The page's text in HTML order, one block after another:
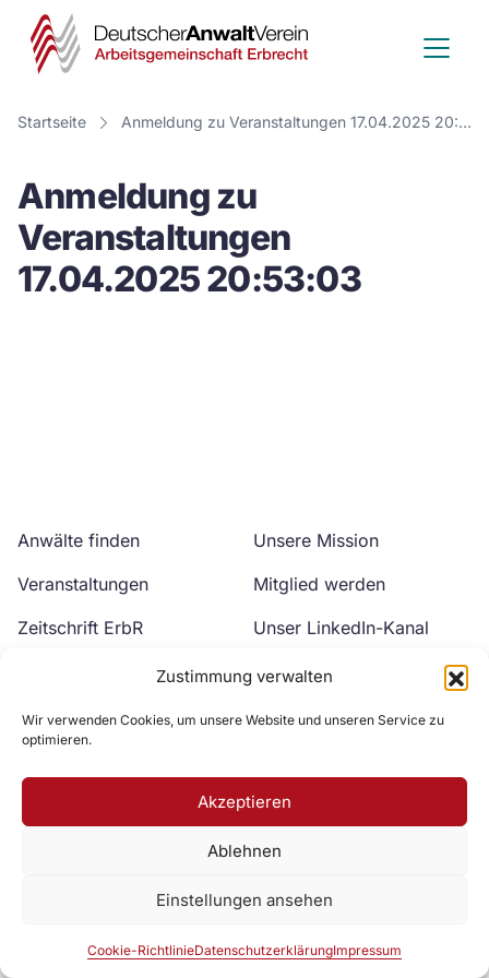
Zustimmung verwalten
Wir verwenden Cookies, um unsere Website und unseren Service zu
optimieren.
Akzeptieren
Ablehnen
Einstellungen ansehen
Cookie-RichtlinieDatenschutzerklärungImpressum
Deutscher
Anwalt
Verein
Startseite Anmeldung zu Veranstaltungen 17.04.2025 20:53:03
Anmeldung zu
Veranstaltungen
17.04.2025 20:53:03
Anwälte finden
Veranstaltungen
Zeitschrift ErbR
Unsere Mission
Mitglied werden
Unser LinkedIn-Kanal
Unser YouTube-Kanal
Zur DAV Webseite